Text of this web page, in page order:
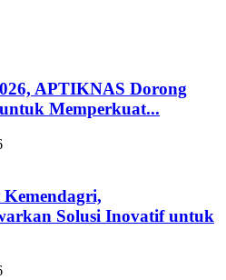
APTIKNAS Dorong
Memperkuat...
Solusi Inovatif untuk